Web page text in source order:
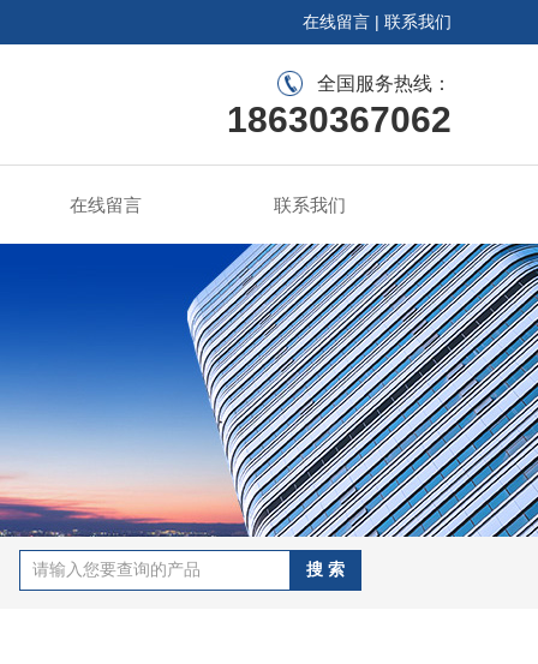
在线留言 | 联系我们
全国服务热线：
18630367062
在线留言 联系我们